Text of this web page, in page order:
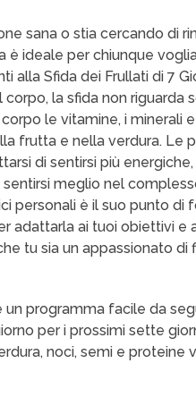
sana o stia cercando di
è ideale per chiunque
alla Sfida dei Frullati di 7
la sfida non riguarda
le vitamine, i minerali
frutta e nella verdura. Le
di sentirsi più
meglio nel
personali è il suo punto di
adattarla ai tuoi obiettivi e
tu sia un appassionato di
un programma facile da
per i prossimi sette
noci, semi e proteine